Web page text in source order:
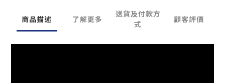
商品描述 了解更多
送貨及付款方
式
顧客評價